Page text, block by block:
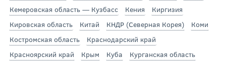
Кемеровская область — Кузбасс
Кения
Киргизия
Кировская область
Китай КНДР (Северная Корея)
Коми
Костромская область
Краснодарский край
Красноярский край
Крым Куба
Курганская область